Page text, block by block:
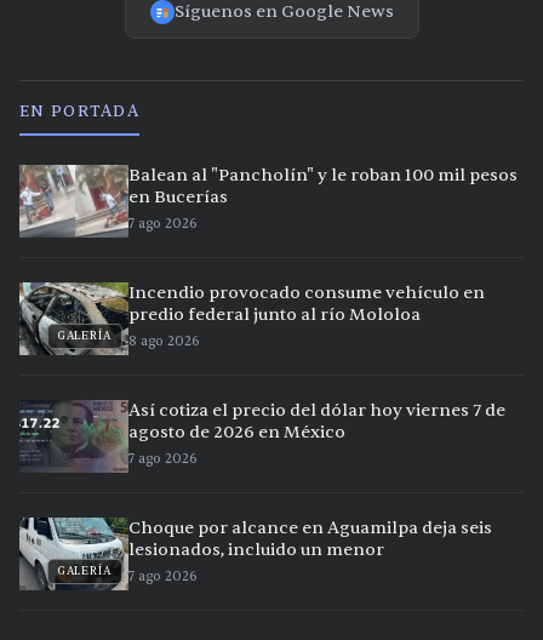
Síguenos en Google News
EN PORTADA
Balean al "Pancholín" y le roban 100 mil pesos
en Bucerías
7 ago 2026
GALERÍA
Incendio provocado consume vehículo en
predio federal junto al río Mololoa
8 ago 2026
Así cotiza el precio del dólar hoy viernes 7 de
agosto de 2026 en México
7 ago 2026
GALERÍA
Choque por alcance en Aguamilpa deja seis
lesionados, incluido un menor
7 ago 2026